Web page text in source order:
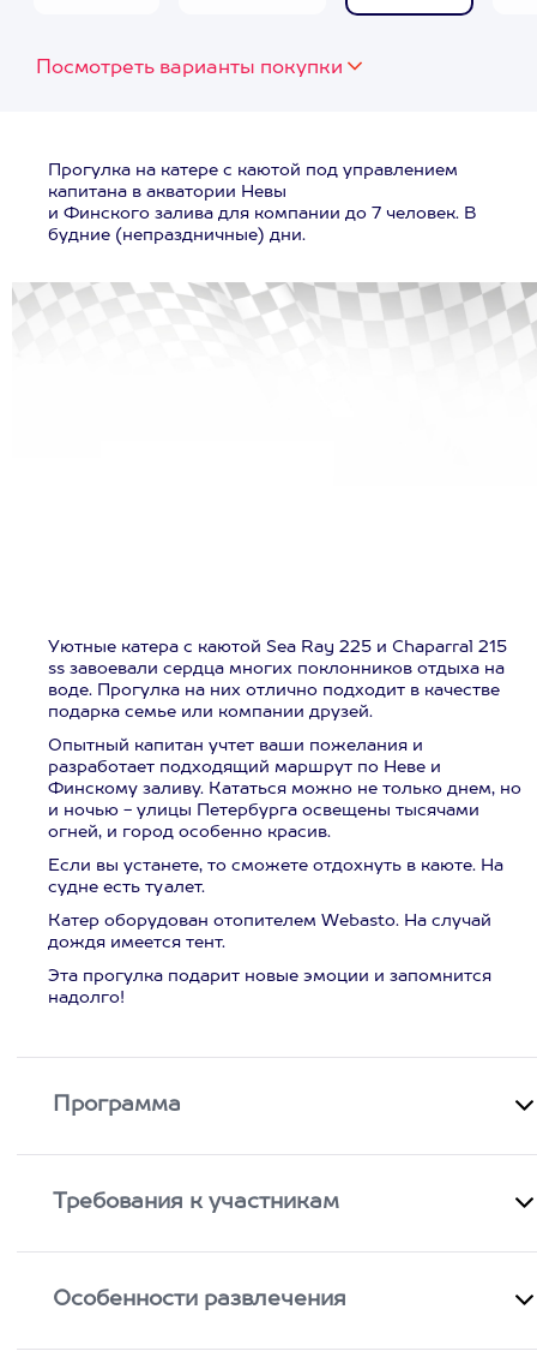
Посмотреть варианты покупки
Прогулка на катере с каютой под управлением
капитана в акватории Невы
и Финского залива для компании до 7 человек. В
будние (непраздничные) дни.
Уютные катера с каютой Sea Ray 225 и Chaparral 215
ss завоевали сердца многих поклонников отдыха на
воде. Прогулка на них отлично подходит в качестве
подарка семье или компании друзей.
Опытный капитан учтет ваши пожелания и
разработает подходящий маршрут по Неве и
Финскому заливу. Кататься можно не только днем, но
и ночью - улицы Петербурга освещены тысячами
огней, и город особенно красив.
Если вы устанете, то сможете отдохнуть в каюте. На
судне есть туалет.
Катер оборудован отопителем Webasto. На случай
дождя имеется тент.
Эта прогулка подарит новые эмоции и запомнится
надолго!
Программа
Требования к участникам
Особенности развлечения